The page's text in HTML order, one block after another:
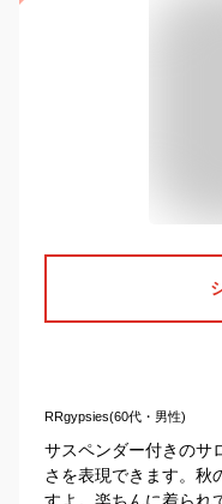
RRgypsies(60代・男性)
サスペンダー付きのサ
さを表現できます。秋